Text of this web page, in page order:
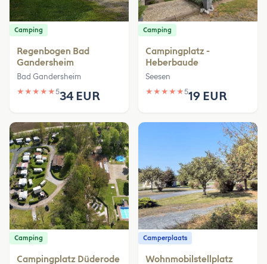
Camping
Regenbogen Bad
Gandersheim
Bad Gandersheim
★ ★ ★ ★ ★534 EUR
Camping
Campingplatz -
Heberbaude
Seesen
★ ★ ★ ★ ★519 EUR
Camping
Campingplatz Düderode
Camperplaats
Wohnmobilstellplatz